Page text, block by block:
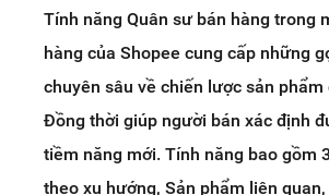
Tính năng Quân sư bán hàng trong
hàng của Shopee cung cấp những
chuyên sâu về chiến lược sản phẩm
Đồng thời giúp người bán xác định
tiềm năng mới. Tính năng bao gồm
theo xu hướng, Sản phẩm liên